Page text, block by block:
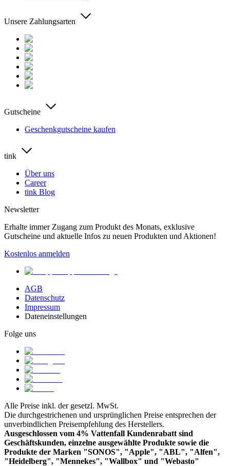
Unsere Zahlungsarten
Gutscheine
Geschenkgutscheine kaufen
tink
Über uns
Career
tink Blog
Newsletter
Erhalte immer Zugang zum Produkt des Monats, exklusive
Gutscheine und aktuelle Infos zu neuen Produkten und Aktionen!
Kostenlos anmelden
AGB
Datenschutz
Impressum
Dateneinstellungen
Folge uns
Alle Preise inkl. der gesetzl. MwSt.
Die durchgestrichenen und ursprünglichen Preise entsprechen der
unverbindlichen Preisempfehlung des Herstellers.
Ausgeschlossen vom 4% Vattenfall Kundenrabatt sind
Geschäftskunden, einzelne ausgewählte Produkte sowie die
Produkte der Marken "SONOS", "Apple", "ABL", "Alfen",
"Heidelberg", "Mennekes", "Wallbox" und "Webasto"